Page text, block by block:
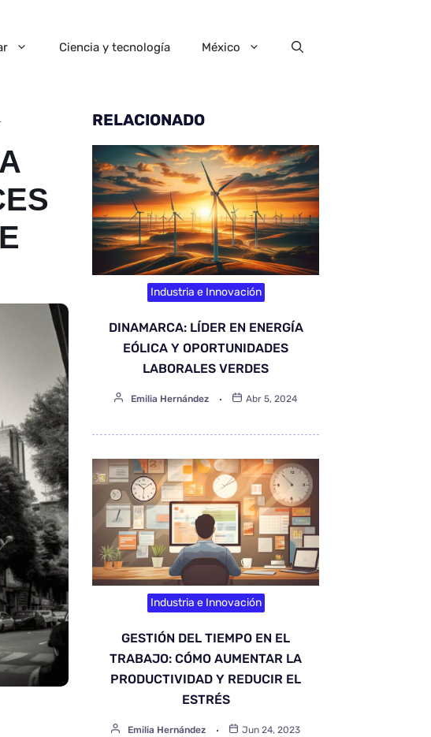
Ciencia y tecnología México
RELACIONADO
Industria e Innovación
DINAMARCA: LÍDER EN ENERGÍA
EÓLICA Y OPORTUNIDADES
LABORALES VERDES
Emilia Hernández Abr 5, 2024
Industria e Innovación
GESTIÓN DEL TIEMPO EN EL
TRABAJO: CÓMO AUMENTAR LA
PRODUCTIVIDAD Y REDUCIR EL
ESTRÉS
Emilia Hernández Jun 24, 2023